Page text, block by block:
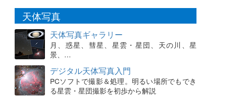
天体写真
天体写真ギャラリー
月、惑星、彗星、星雲・星団、天の川、星
景、…
デジタル天体写真入門
PCソフトで撮影＆処理。明るい場所でもでき
る星雲・星団撮影を初歩から解説